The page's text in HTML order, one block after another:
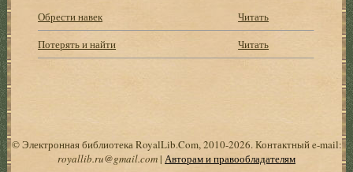
Обрести навек
Читать
Потерять и найти
Читать
© Электронная библиотека RoyalLib.Com, 2010-2026. Контактный e-mail:
royallib.ru@gmail.com| Авторам и правообладателям